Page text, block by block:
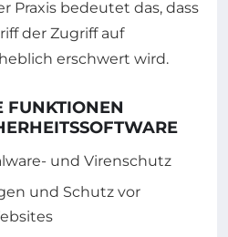
Praxis bedeutet das, dass
der Zugriff auf
erschwert wird.
FUNKTIONEN
und Virenschutz
und Schutz vor